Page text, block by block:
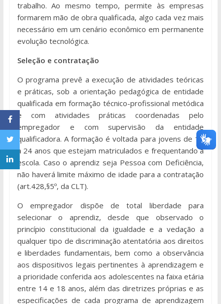
trabalho. Ao mesmo tempo, permite às empresas
formarem mão de obra qualificada, algo cada vez mais
necessário em um cenário econômico em permanente
evolução tecnológica.
Seleção e contratação
O programa prevê a execução de atividades teóricas
e práticas, sob a orientação pedagógica de entidade
qualificada em formação técnico-profissional metódica
e com atividades práticas coordenadas pelo
empregador e com supervisão da entidade
qualificadora. A formação é voltada para jovens de 14
a 24 anos que estejam matriculados e frequentando a
escola. Caso o aprendiz seja Pessoa com Deficiência,
não haverá limite máximo de idade para a contratação
(art.428,§5º, da CLT).
O empregador dispõe de total liberdade para
selecionar o aprendiz, desde que observado o
princípio constitucional da igualdade e a vedação a
qualquer tipo de discriminação atentatória aos direitos
e liberdades fundamentais, bem como a observância
aos dispositivos legais pertinentes à aprendizagem e
a prioridade conferida aos adolescentes na faixa etária
entre 14 e 18 anos, além das diretrizes próprias e as
especificações de cada programa de aprendizagem